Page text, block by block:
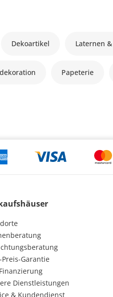
Dekoartikel Laternen
Papeterie
Preis-Garantie
Dienstleistungen
& Kundendienst